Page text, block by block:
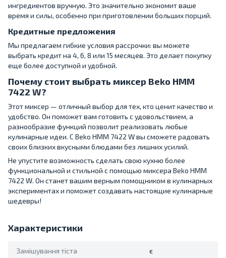
ингредиентов вручную. Это значительно экономит ваше
время и силы, особенно при приготовлении больших порций.
Кредитные предложения
Мы предлагаем гибкие условия рассрочки: вы можете
выбрать кредит на 4, 6, 8 или 15 месяцев. Это делает покупку
еще более доступной и удобной.
Почему стоит выбрать миксер Beko HMM
7422 W?
Этот миксер — отличный выбор для тех, кто ценит качество и
удобство. Он поможет вам готовить с удовольствием, а
разнообразие функций позволит реализовать любые
кулинарные идеи. С Beko HMM 7422 W вы сможете радовать
своих близких вкусными блюдами без лишних усилий.
Не упустите возможность сделать свою кухню более
функциональной и стильной с помощью миксера Beko HMM
7422 W. Он станет вашим верным помощником в кулинарных
экспериментах и поможет создавать настоящие кулинарные
шедевры!
Характеристики
Замішування тіста є